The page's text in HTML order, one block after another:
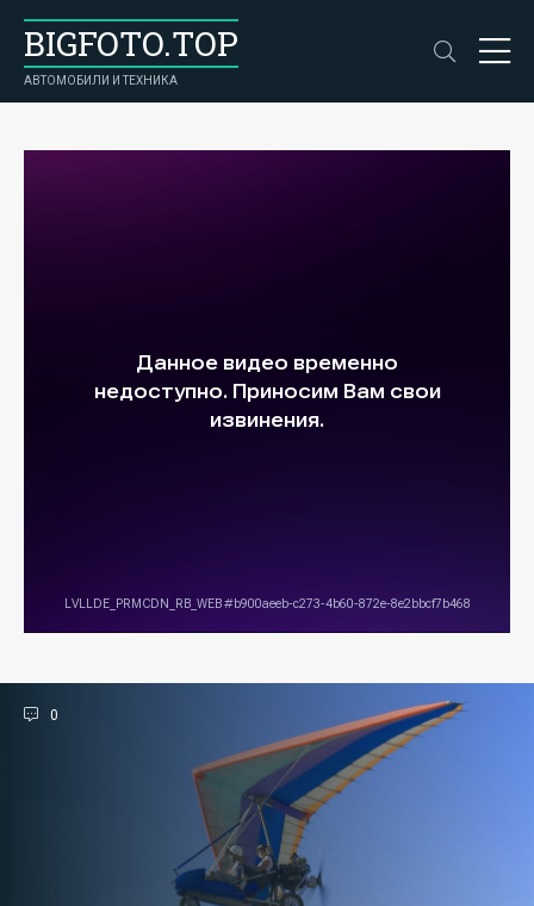
BIGFOTO.TOP
АВТОМОБИЛИ И ТЕХНИКА
0